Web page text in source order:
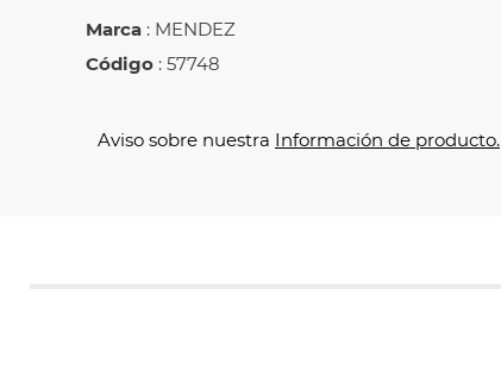
Marca : MENDEZ
Código : 57748
Aviso sobre nuestra Información de producto.